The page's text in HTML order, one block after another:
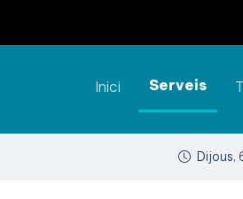
Inici Serveis
Dijous,